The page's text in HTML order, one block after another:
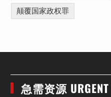
颠覆国家政权罪
急需资源 URGENT